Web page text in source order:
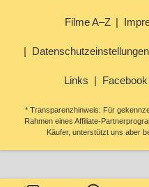
Filme A–Z
Datenschutzeinstellungen
Links Facebook
* Transparenzhinweis: Für
Rahmen eines Affiliate-
Käufer, unterstützt uns aber